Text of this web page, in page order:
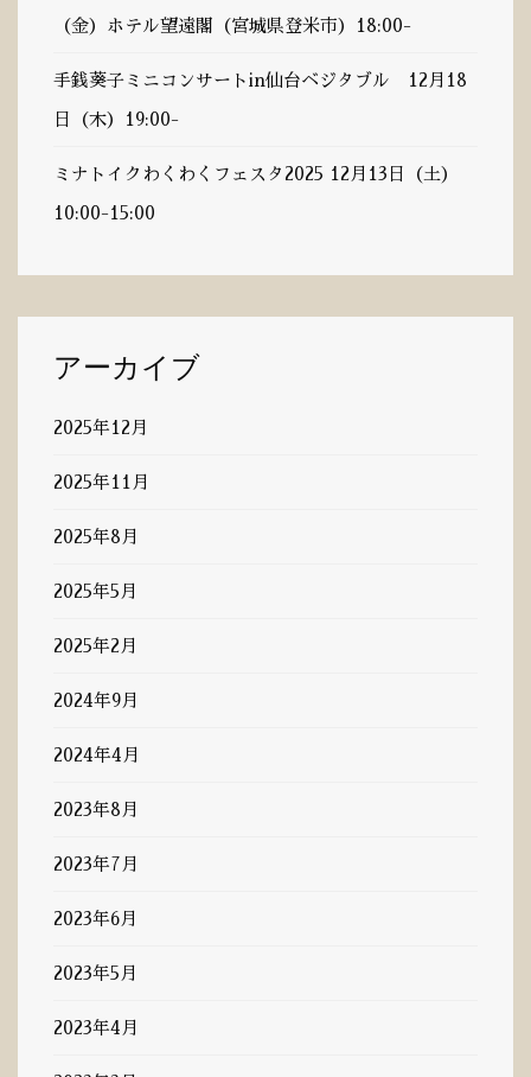
（金）ホテル望遠閣（宮城県登米市）18:00-
手銭葵子ミニコンサートin仙台ベジタブル 12月18
日（木）19:00-
ミナトイクわくわくフェスタ2025 12月13日（土）
10:00-15:00
アーカイブ
2025年12月
2025年11月
2025年8月
2025年5月
2025年2月
2024年9月
2024年4月
2023年8月
2023年7月
2023年6月
2023年5月
2023年4月